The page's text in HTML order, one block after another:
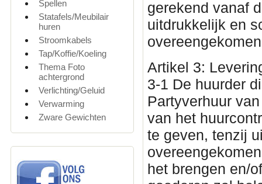
Spellen
Statafels/Meubilair
huren
Stroomkabels
Tap/Koffie/Koeling
Thema Foto
achtergrond
Verlichting/Geluid
Verwarming
Zware Gewichten
gerekend vanaf
uitdrukkelijk en
Artikel 3:
3-1 De huurder
Partyverhuur
van het
te geven, tenzij
het brengen en/